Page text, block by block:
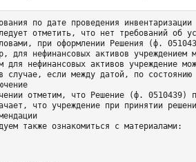
по дате проведения инвентаризации
отметить, что нет требований об
при оформлении Решения (ф.
для нефинансовых активов
для нефинансовых активов учреждение
случае, если между датой, по состоянию
отметим, что Решение (ф. 0510439)
что учреждение при принятии
также ознакомиться с материалами: